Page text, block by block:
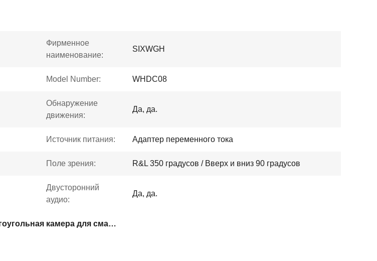
Фирменное
наименование:
SIXWGH
Model Number: WHDC08
Обнаружение
движения:
Да, да.
Источник питания: Адаптер переменного тока
Поле зрения: R&L 350 градусов / Вверх и вниз 90 градусов
Двусторонний
аудио:
Да, да.
Многоугольная камера для смарт-монитора